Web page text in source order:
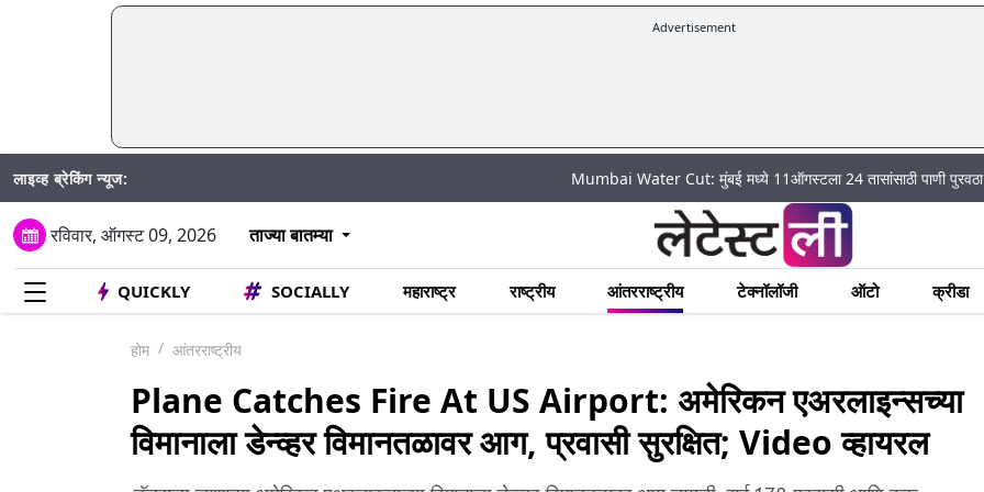
Advertisement
लाइव्ह ब्रेकिंग न्यूज: Mumbai Water Cut: मुंबई मध्ये 11ऑगस्टला 24 तासांसाठी पाणी पुरवठा राहणार
रविवार, ऑगस्ट 09, 2026 ताज्या बातम्या
QUICKLY SOCIALLY महाराष्ट्र राष्ट्रीय आंतरराष्ट्रीय टेक्नॉलॉजी ऑटो क्रीडा
होम आंतरराष्ट्रीय
Plane Catches Fire At US Airport: अमेरिकन एअरलाइन्सच्या
विमानाला डेन्व्हर विमानतळावर आग, प्रवासी सुरक्षित; Video व्हायरल